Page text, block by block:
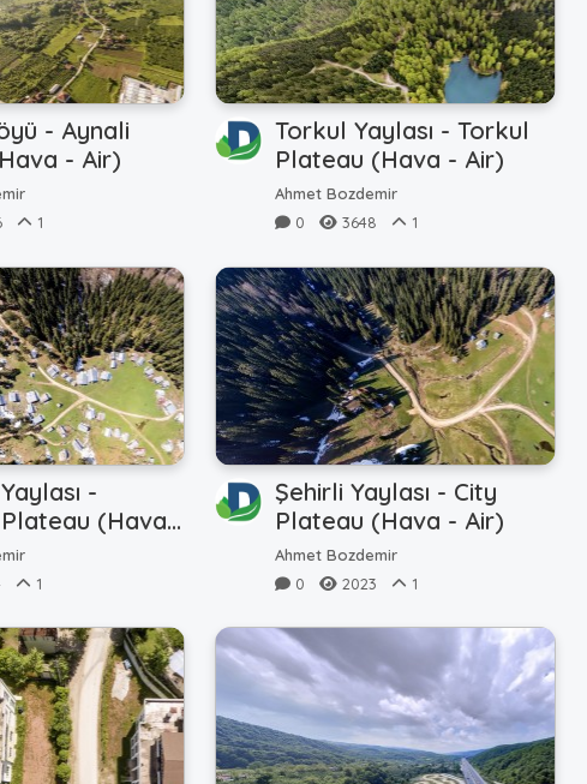
- Aynali
- Air)
1
Torkul Yaylası - Torkul
Plateau (Hava - Air)
Ahmet Bozdemir
0
3648 1
-
(Hava -
1
Şehirli Yaylası - City
Plateau (Hava - Air)
Ahmet Bozdemir
0
2023 1